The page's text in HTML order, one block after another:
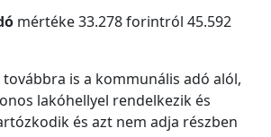
mértéke 33.278 forintról 45.592
továbbra is a kommunális adó alól,
lakóhellyel rendelkezik és
és azt nem adja részben